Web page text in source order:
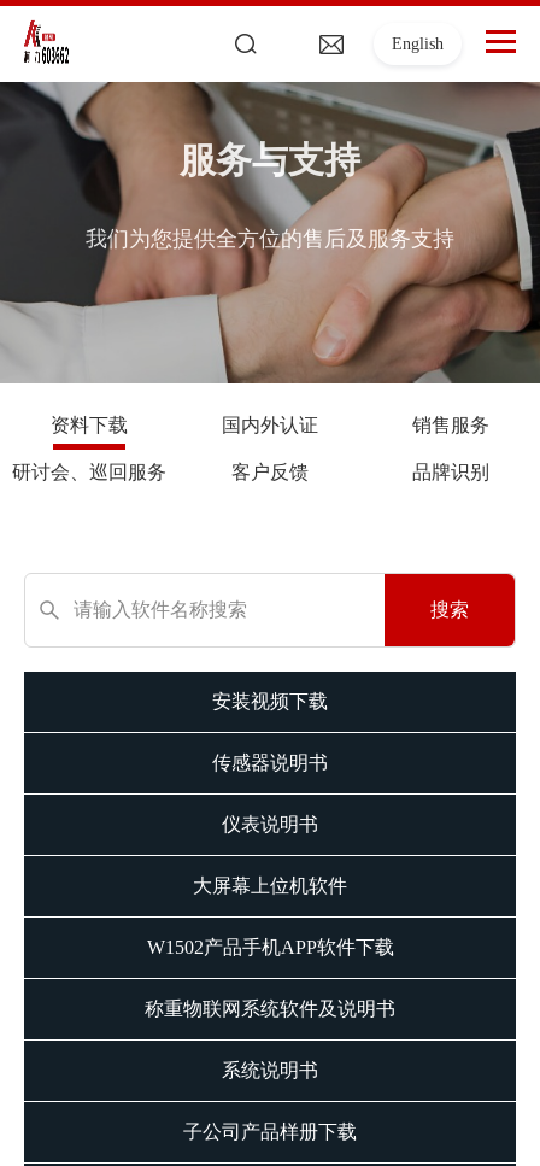
English
服务与支持
我们为您提供全方位的售后及服务支持
资料下载 国内外认证 销售服务
研讨会、巡回服务 客户反馈 品牌识别
搜索
安装视频下载
传感器说明书
仪表说明书
大屏幕上位机软件
W1502产品手机APP软件下载
称重物联网系统软件及说明书
系统说明书
子公司产品样册下载